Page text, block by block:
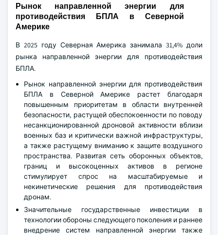
Рынок направленной энергии для
противодействия БПЛА в Северной
Америке
В 2025 году Северная Америка занимала 31,4% доли
рынка направленной энергии для противодействия
БПЛА.
Рынок направленной энергии для противодействия
БПЛА в Северной Америке растет благодаря
повышенным приоритетам в области внутренней
безопасности, растущей обеспокоенности по поводу
несанкционированной дроновой активности вблизи
военных баз и критически важной инфраструктуры,
а также растущему вниманию к защите воздушного
пространства. Развитая сеть оборонных объектов,
границ и высокоценных активов в регионе
стимулирует спрос на масштабируемые и
некинетические решения для противодействия
дронам.
Значительные государственные инвестиции в
технологии обороны следующего поколения и раннее
внедрение систем направленной энергии также